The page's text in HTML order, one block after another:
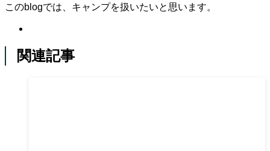
このblogでは、キャンプを扱いたいと思います。
関連記事